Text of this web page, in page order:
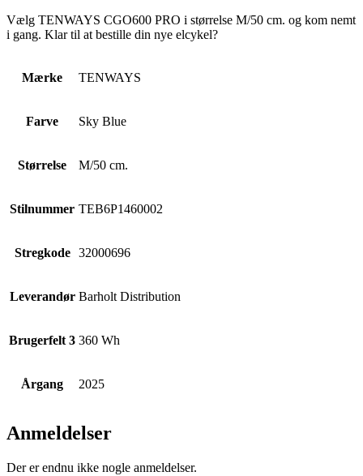
Vælg TENWAYS CGO600 PRO i størrelse M/50 cm. og kom nemt
i gang. Klar til at bestille din nye elcykel?
Mærke TENWAYS
Farve Sky Blue
Størrelse M/50 cm.
Stilnummer TEB6P1460002
Stregkode 32000696
Leverandør Barholt Distribution
Brugerfelt 3 360 Wh
Årgang 2025
Anmeldelser
Der er endnu ikke nogle anmeldelser.